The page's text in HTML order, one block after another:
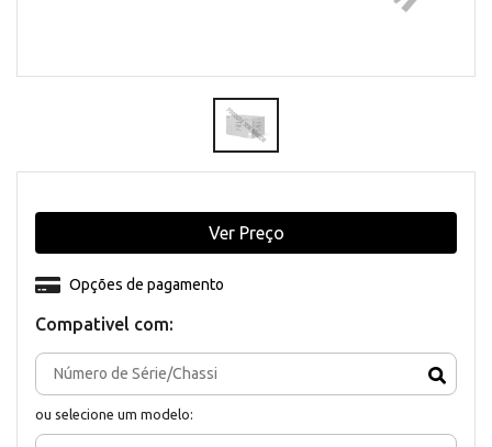
Compativel com:
ou selecione um modelo:
Opções de pagamento
Ver Preço